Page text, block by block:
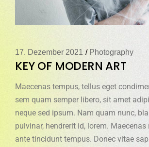
17. Dezember 2021 Photography
KEY OF MODERN ART
Maecenas tempus, tellus eget
sem quam semper libero, sit amet
neque sed ipsum. Nam quam nunc,
pulvinar, hendrerit id, lorem. Maecenas
ante tincidunt tempus. Donec vitae